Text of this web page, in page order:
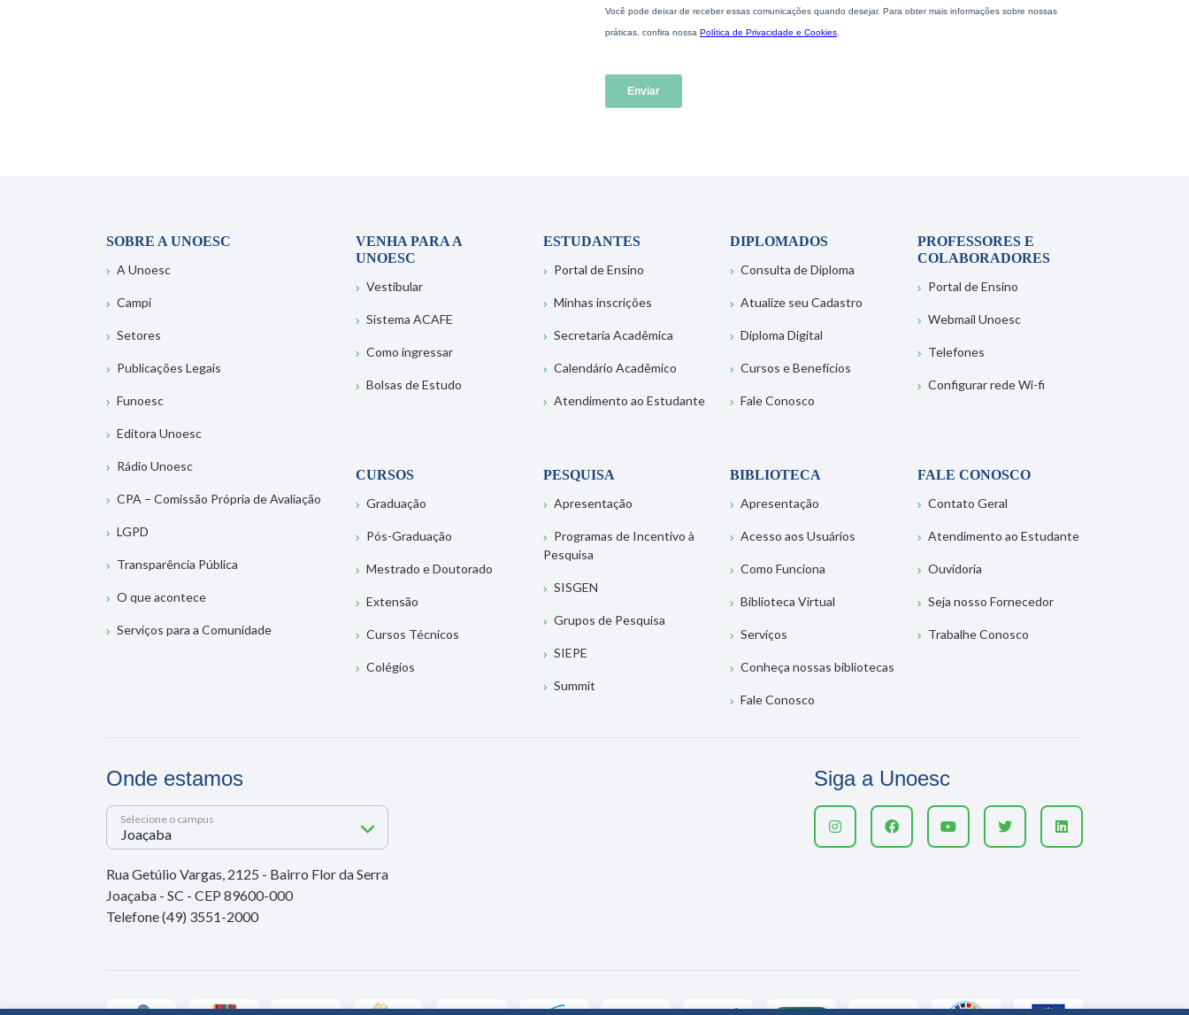
SOBRE A UNOESC
A Unoesc
Campi
Setores
Publicações Legais
Funoesc
Editora Unoesc
Rádio Unoesc
CPA – Comissão Própria de Avaliação
LGPD
Transparência Pública
O que acontece
Serviços para a Comunidade
VENHA PARA A
UNOESC
Vestibular
Sistema ACAFE
Como ingressar
Bolsas de Estudo
ESTUDANTES
Portal de Ensino
Minhas inscrições
Secretaria Acadêmica
Calendário Acadêmico
Atendimento ao Estudante
DIPLOMADOS
Consulta de Diploma
Atualize seu Cadastro
Diploma Digital
Cursos e Benefícios
Fale Conosco
PROFESSORES E
COLABORADORES
Portal de Ensino
Webmail Unoesc
Telefones
Configurar rede Wi-fi
CURSOS
Graduação
Pós-Graduação
Mestrado e Doutorado
Extensão
Cursos Técnicos
Colégios
PESQUISA
Apresentação
Programas de Incentivo à
Pesquisa
SISGEN
Grupos de Pesquisa
SIEPE
Summit
BIBLIOTECA
Apresentação
Acesso aos Usuários
Como Funciona
Biblioteca Virtual
Serviços
Conheça nossas bibliotecas
Fale Conosco
FALE CONOSCO
Contato Geral
Atendimento ao Estudante
Ouvidoria
Seja nosso Fornecedor
Trabalhe Conosco
Onde estamos
Selecione o campus
Rua Getúlio Vargas, 2125 - Bairro Flor da Serra
Joaçaba - SC - CEP 89600-000
Telefone (49) 3551-2000
Siga a Unoesc